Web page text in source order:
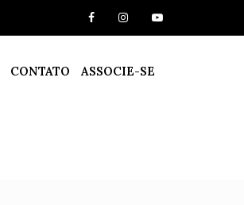
CONTATO ASSOCIE-SE